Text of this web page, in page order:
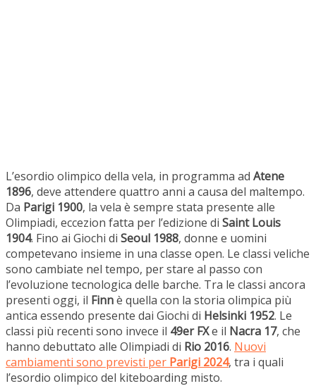
L’esordio olimpico della vela, in programma ad Atene
1896, deve attendere quattro anni a causa del maltempo.
Da Parigi 1900, la vela è sempre stata presente alle
Olimpiadi, eccezion fatta per l’edizione di Saint Louis
1904. Fino ai Giochi di Seoul 1988, donne e uomini
competevano insieme in una classe open. Le classi veliche
sono cambiate nel tempo, per stare al passo con
l’evoluzione tecnologica delle barche. Tra le classi ancora
presenti oggi, il Finnè quella con la storia olimpica più
antica essendo presente dai Giochi di Helsinki 1952. Le
classi più recenti sono invece il 49er FXe il Nacra 17, che
hanno debuttato alle Olimpiadi di Rio 2016. Nuovi
cambiamenti sono previsti per Parigi 2024, tra i quali
l’esordio olimpico del kiteboarding misto.